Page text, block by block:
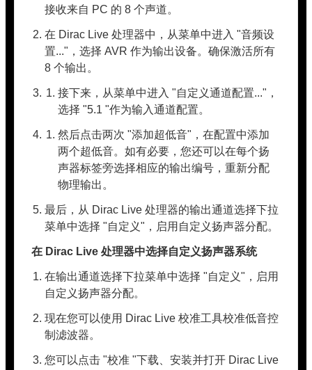
接收来自 PC 的 8 个声道。
在 Dirac Live 处理器中，从菜单中进入 "音频设
置..."，选择 AVR 作为输出设备。确保激活所有
8 个输出。
接下来，从菜单中进入 "自定义通道配置..."，
选择 "5.1 "作为输入通道配置。
然后点击两次 "添加超低音"，在配置中添加
两个超低音。如有必要，您还可以在每个扬
声器标签旁选择相应的输出编号，重新分配
物理输出。
最后，从 Dirac Live 处理器的输出通道选择下拉
菜单中选择 "自定义"，启用自定义扬声器分配。
在 Dirac Live 处理器中选择自定义扬声器系统
在输出通道选择下拉菜单中选择 "自定义"，启用
自定义扬声器分配。
现在您可以使用 Dirac Live 校准工具校准低音控
制滤波器。
您可以点击 "校准 "下载、安装并打开 Dirac Live